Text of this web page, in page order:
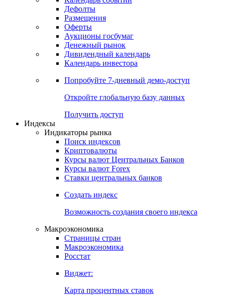
Дефолты
Размещения
Оферты
Аукционы госбумаг
Денежный рынок
Дивидендный календарь
Календарь инвестора
Попробуйте 7-дневный демо-доступ
Откройте глобальную базу данных
Получить доступ
Индексы
Индикаторы рынка
Поиск индексов
Криптовалюты
Курсы валют Центральных Банков
Курсы валют Forex
Ставки центральных банков
Создать индекс
Возможность создания своего индекса
Макроэкономика
Страницы стран
Макроэкономика
Росстат
Виджет:
Карта процентных ставок